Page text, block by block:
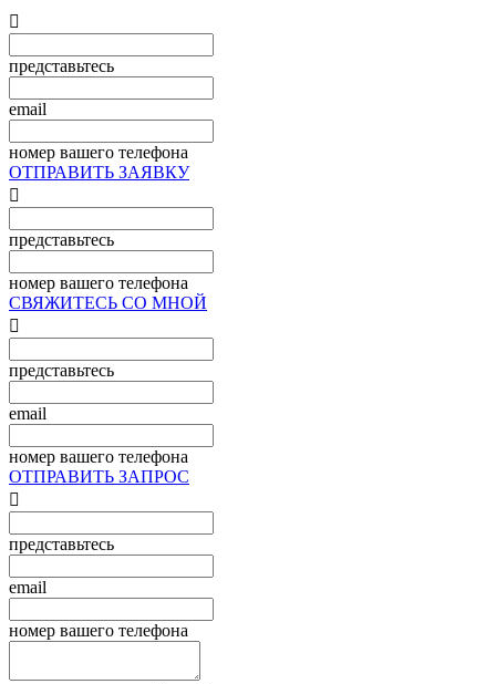

представьтесь
email
номер вашего телефона
ОТПРАВИТЬ ЗАЯВКУ

представьтесь
номер вашего телефона
СВЯЖИТЕСЬ СО МНОЙ

представьтесь
email
номер вашего телефона
ОТПРАВИТЬ ЗАПРОС

представьтесь
email
номер вашего телефона